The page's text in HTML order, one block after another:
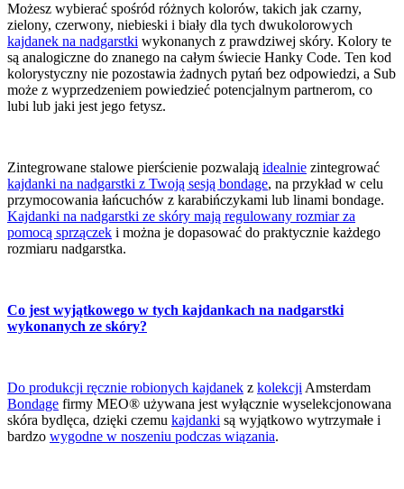
Możesz wybierać spośród różnych kolorów, takich jak czarny,
zielony, czerwony, niebieski i biały dla tych dwukolorowych
kajdanek na nadgarstki wykonanych z prawdziwej skóry. Kolory te
są analogiczne do znanego na całym świecie Hanky Code. Ten kod
kolorystyczny nie pozostawia żadnych pytań bez odpowiedzi, a Sub
może z wyprzedzeniem powiedzieć potencjalnym partnerom, co
lubi lub jaki jest jego fetysz.
Zintegrowane stalowe pierścienie pozwalają idealnie zintegrować
kajdanki na nadgarstki z Twoją sesją bondage, na przykład w celu
przymocowania łańcuchów z karabińczykami lub linami bondage.
Kajdanki na nadgarstki ze skóry mają regulowany rozmiar za
pomocą sprzączek i można je dopasować do praktycznie każdego
rozmiaru nadgarstka.
Co jest wyjątkowego w tych kajdankach na nadgarstki
wykonanych ze skóry?
Do produkcji ręcznie robionych kajdanek z kolekcji Amsterdam
Bondage firmy MEO® używana jest wyłącznie wyselekcjonowana
skóra bydlęca, dzięki czemu kajdanki są wyjątkowo wytrzymałe i
bardzo wygodne w noszeniu podczas wiązania.